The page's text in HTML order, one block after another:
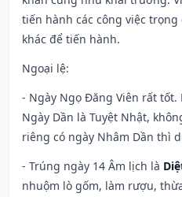
tiến hành các công việc
khác để tiến hành.
Ngoại lệ:
- Ngày Ngọ Đăng Viên rất tốt.
Ngày Dần là Tuyệt Nhật,
riêng có ngày Nhâm Dần thì
- Trúng ngày 14 Âm lịch là
nhuộm lò gốm, làm rượu,